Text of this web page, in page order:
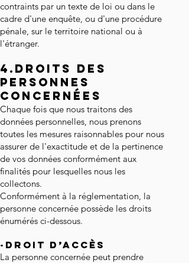
contraints par un texte de loi ou dans le
cadre d'une enquête, ou d'une procédure
pénale, sur le territoire national ou à
l'étranger.
4.DROITS DES
PERSONNES
CONCERNÉES
Chaque fois que nous traitons des
données personnelles, nous prenons
toutes les mesures raisonnables pour nous
assurer de l'exactitude et de la pertinence
de vos données conformément aux
finalités pour lesquelles nous les
collectons.
Conformément à la réglementation, la
personne concernée possède les droits
énumérés ci-dessous.
·Droit d’accès
La personne concernée peut prendre